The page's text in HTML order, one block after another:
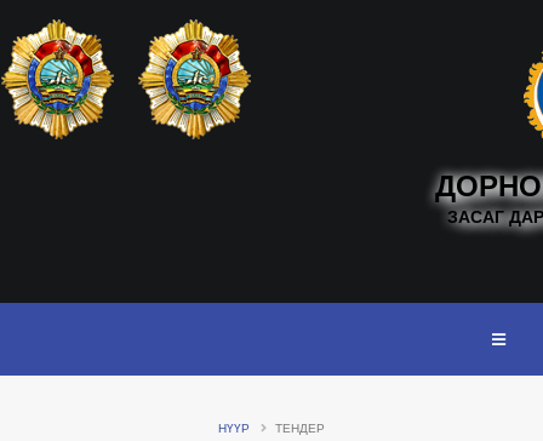
ЗАСАГ
НҮҮР ТЕНДЕР